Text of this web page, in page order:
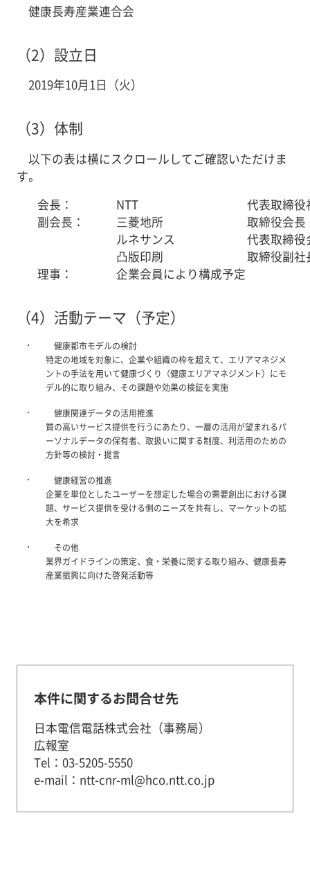
健康長寿産業連合会
（2）設立日
2019年10月1日（火）
（3）体制
以下の表は横にスクロールしてご確認いただけま
す。
会長：
NTT
代表取締
副会長：
三菱地所
取締役会
ルネサンス
代表取締
凸版印刷
取締役副
理事：
企業会員により構成予定
（4）活動テーマ（予定）
・
健康都市モデルの検討
特定の地域を対象に、企業や組織の枠を超えて、エリアマネジメ
ントの手法を用いて健康づくり（健康エリアマネジメント）にモ
デル的に取り組み、その課題や効果の検証を実施
・
健康関連データの活用推進
質の高いサービス提供を行うにあたり、一層の活用が望まれるパ
ーソナルデータの保有者、取扱いに関する制度、利活用のための
方針等の検討・提言
・
健康経営の推進
企業を単位としたユーザーを想定した場合の需要創出における課
題、サービス提供を受ける側のニーズを共有し、マーケットの拡
大を希求
・
その他
業界ガイドラインの策定、食・栄養に関する取り組み、健康長寿
産業振興に向けた啓発活動等
本件に関するお問合せ先
日本電信電話株式会社（事務局）
広報室
Tel：03-5205-5550
e-mail：ntt-cnr-ml@hco.ntt.co.jp